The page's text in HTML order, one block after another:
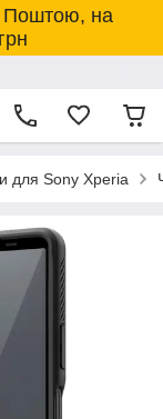
Поштою, на
для Sony Xperia